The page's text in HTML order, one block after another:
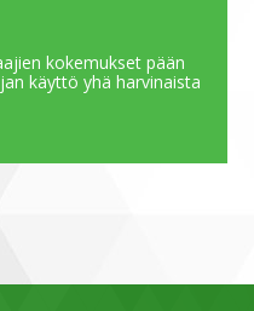
kokemukset pään
käyttö yhä harvinaista